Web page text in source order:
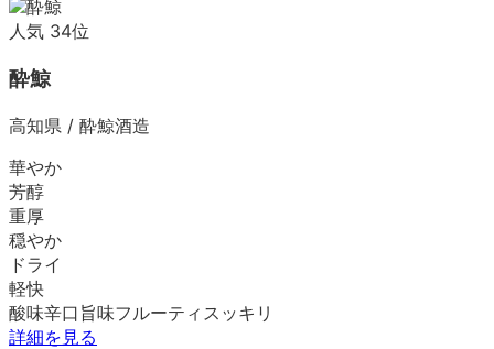
人気 34位
酔鯨
高知県 / 酔鯨酒造
華やか
芳醇
重厚
穏やか
ドライ
軽快
酸味辛口 旨味フルーティ スッキリ
詳細を見る